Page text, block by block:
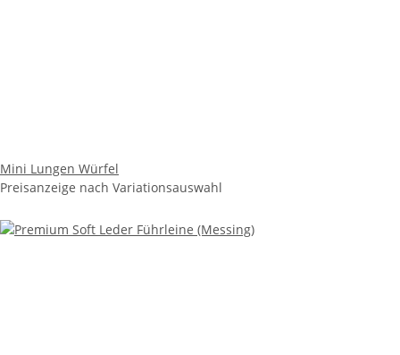
Mini Lungen Würfel
Preisanzeige nach Variationsauswahl